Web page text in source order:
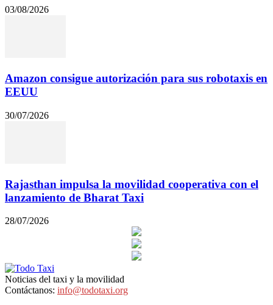
03/08/2026
Amazon consigue autorización para sus robotaxis en
EEUU
30/07/2026
Rajasthan impulsa la movilidad cooperativa con el
lanzamiento de Bharat Taxi
28/07/2026
Noticias del taxi y la movilidad
Contáctanos: info@todotaxi.org